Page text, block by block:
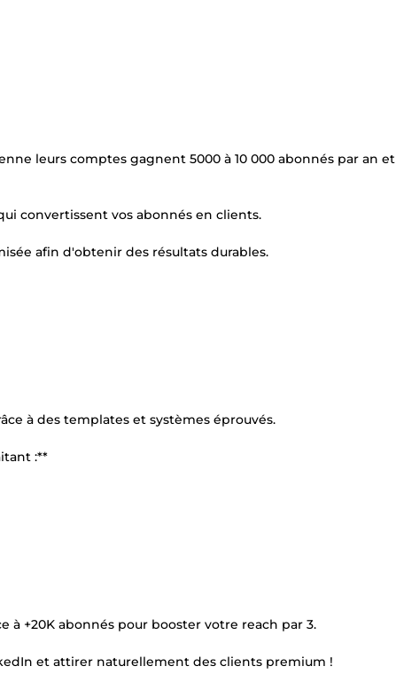
leurs comptes gagnent 5000 à 10 000 abonnés par an et
convertissent vos abonnés en clients.
afin d'obtenir des résultats durables.
à des templates et systèmes éprouvés.
:**
+20K abonnés pour booster votre reach par 3.
et attirer naturellement des clients premium !